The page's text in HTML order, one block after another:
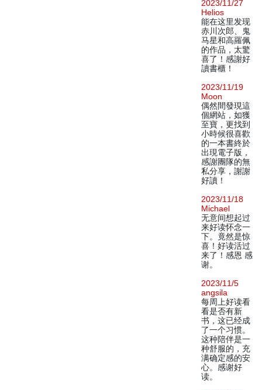
2023/11/27
Helios
能在这里发现
赤川次郎、鬼
马星和高羅佩
的作品，太驚
喜了！感謝好
讀書櫃！
2023/11/19
Moon
偶然間發現這
個網站，如獲
至寶，更找到
小時候很喜歡
的一本書終於
出現電子版，
感謝團隊的無
私分享，謝謝
好讀！
2023/11/18
Michael
无意间想起过
来好读怀念一
下。竟然是惊
喜！好读活过
来了！感恩 感
谢。
2023/11/5
angsila
每周上好读看
看是否有新
书，这已经成
了一个习惯。
这种陪伴是一
种舒服的，充
满确定感的安
心。感谢好
读。